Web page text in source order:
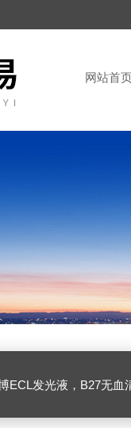
网站首
养基，N2培养基，紫外酶标板，Gibco胶原酶，